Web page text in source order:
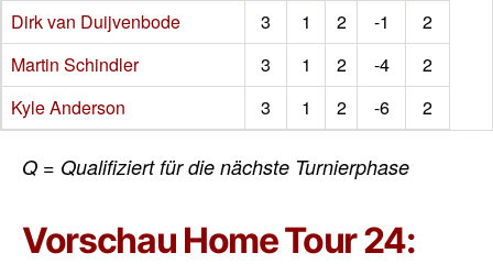
Dirk van Duijvenbode
3 1 2 -1
2
Martin Schindler
3 1 2 -4
2
Kyle Anderson
3 1 2 -6 2
Q = Qualifiziert für die nächste Turnierphase
Vorschau Home Tour 24: